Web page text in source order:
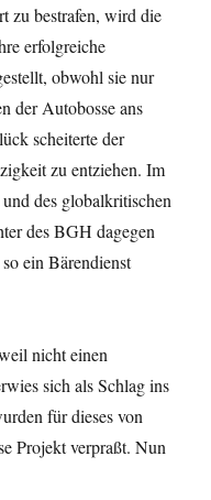
zu bestrafen, wird die
erfolgreiche
obwohl sie nur
der Autobosse ans
scheiterte der
zu entziehen. Im
des globalkritischen
des BGH dagegen
ein Bärendienst
nicht einen
sich als Schlag ins
für dieses von
Projekt verpraßt. Nun